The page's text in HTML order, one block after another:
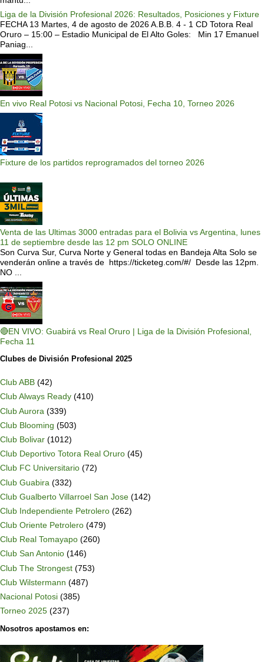
Liga de la División Profesional 2026: Resultados, Posiciones y Fixture
FECHA 13 Martes, 4 de agosto de 2026 A.B.B. 4 - 1 CD Totora Real
Oruro – 15:00 – Estadio Municipal de El Alto Goles: Min 17 Emanuel
Paniag...
En vivo Real Potosi vs Nacional Potosi, Fecha 10, Torneo 2026
Fixture de los partidos reprogramados del torneo 2026
Venta de las Ultimas 3000 entradas para el Bolivia vs Argentina, lunes
11 de septiembre desde las 12 pm SOLO ONLINE
Son Curva Sur, Curva Norte y General todas en Bandeja Alta Solo se
venderán online a través de https://ticketeg.com/#/ Desde las 12pm.
NO ...
🔴EN VIVO: Guabirá vs Real Oruro | Liga de la División Profesional,
Fecha 11
Clubes de División Profesional 2025
Club ABB (42)
Club Always Ready (410)
Club Aurora (339)
Club Blooming (503)
Club Bolivar (1012)
Club Deportivo Totora Real Oruro (45)
Club FC Universitario (72)
Club Guabira (332)
Club Gualberto Villarroel San Jose (142)
Club Independiente Petrolero (262)
Club Oriente Petrolero (479)
Club Real Tomayapo (260)
Club San Antonio (146)
Club The Strongest (753)
Club Wilstermann (487)
Nacional Potosi (385)
Torneo 2025 (237)
Nosotros apostamos en: